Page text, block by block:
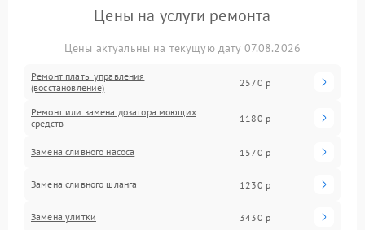
Цены на услуги ремонта
Цены актуальны на текущую дату 07.08.2026
Ремонт платы управления
(восстановление)
2570 р
Ремонт или замена дозатора моющих
средств
1180 р
Замена сливного насоса 1570 р
Замена сливного шланга 1230 р
Замена улитки 3430 р